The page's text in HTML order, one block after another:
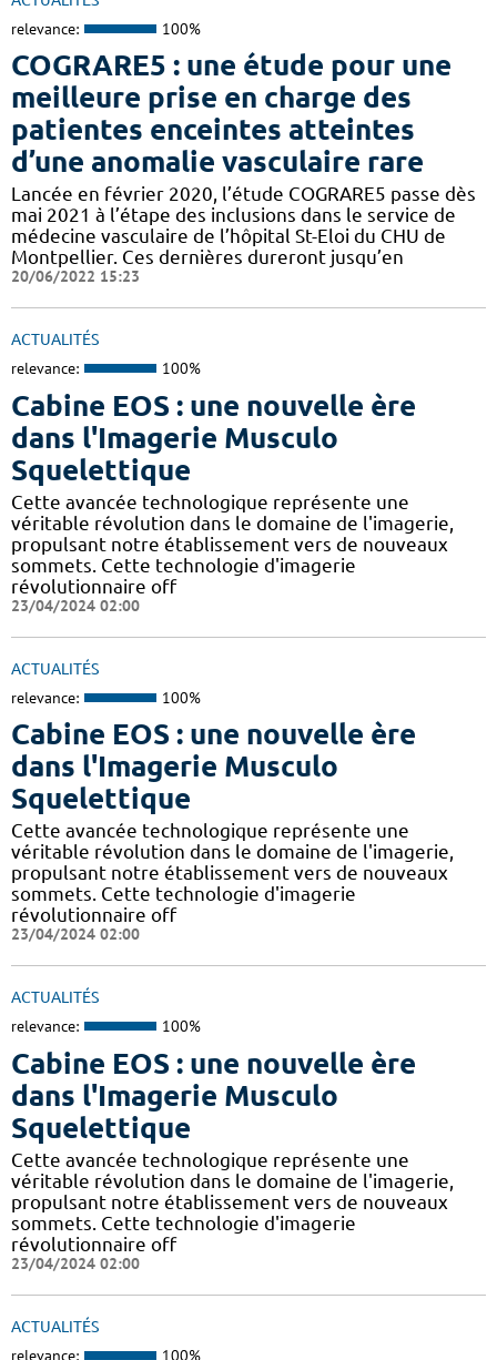
relevance: 100%
COGRARE5 : une étude pour une
meilleure prise en charge des
patientes enceintes atteintes
d’une anomalie vasculaire rare
Lancée en février 2020, l’étude COGRARE5 passe dès
mai 2021 à l’étape des inclusions dans le service de
médecine vasculaire de l’hôpital St-Eloi du CHU de
Montpellier. Ces dernières dureront jusqu’en
20/06/2022 15:23
ACTUALITÉS
relevance: 100%
Cabine EOS : une nouvelle ère
dans l'Imagerie Musculo
Squelettique
Cette avancée technologique représente une
véritable révolution dans le domaine de l'imagerie,
propulsant notre établissement vers de nouveaux
sommets. Cette technologie d'imagerie
révolutionnaire off
23/04/2024 02:00
ACTUALITÉS
relevance: 100%
Cabine EOS : une nouvelle ère
dans l'Imagerie Musculo
Squelettique
Cette avancée technologique représente une
véritable révolution dans le domaine de l'imagerie,
propulsant notre établissement vers de nouveaux
sommets. Cette technologie d'imagerie
révolutionnaire off
23/04/2024 02:00
ACTUALITÉS
relevance: 100%
Cabine EOS : une nouvelle ère
dans l'Imagerie Musculo
Squelettique
Cette avancée technologique représente une
véritable révolution dans le domaine de l'imagerie,
propulsant notre établissement vers de nouveaux
sommets. Cette technologie d'imagerie
révolutionnaire off
23/04/2024 02:00
ACTUALITÉS
relevance: 100%